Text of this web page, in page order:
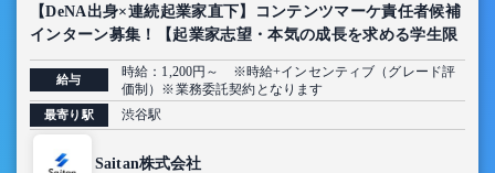
【DeNA出身×連続起業家直下】コンテンツマーケ責任者候補
インターン募集！【起業家志望・本気の成長を求める学生限
定】
給与
時給：1,200円～ ※時給+インセンティブ（グレード評
価制）※業務委託契約となります
最寄り駅 渋谷駅
Saitan株式会社